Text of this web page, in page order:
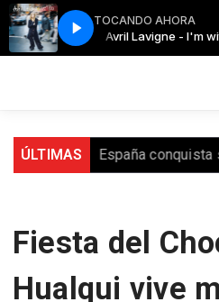
TOCANDO AHORA
Avril Lavigne - I'm with
ÚLTIMASEspaña conquista su
Fiesta del
Hualqui vive